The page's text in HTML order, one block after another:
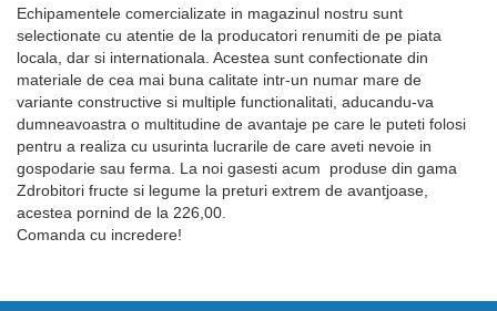
Echipamentele comercializate in magazinul nostru sunt
selectionate cu atentie de la producatori renumiti de pe piata
locala, dar si internationala. Acestea sunt confectionate din
materiale de cea mai buna calitate intr-un numar mare de
variante constructive si multiple functionalitati, aducandu-va
dumneavoastra o multitudine de avantaje pe care le puteti folosi
pentru a realiza cu usurinta lucrarile de care aveti nevoie in
gospodarie sau ferma. La noi gasesti acum produse din gama
Zdrobitori fructe si legume la preturi extrem de avantjoase,
acestea pornind de la 226,00.
Comanda cu incredere!